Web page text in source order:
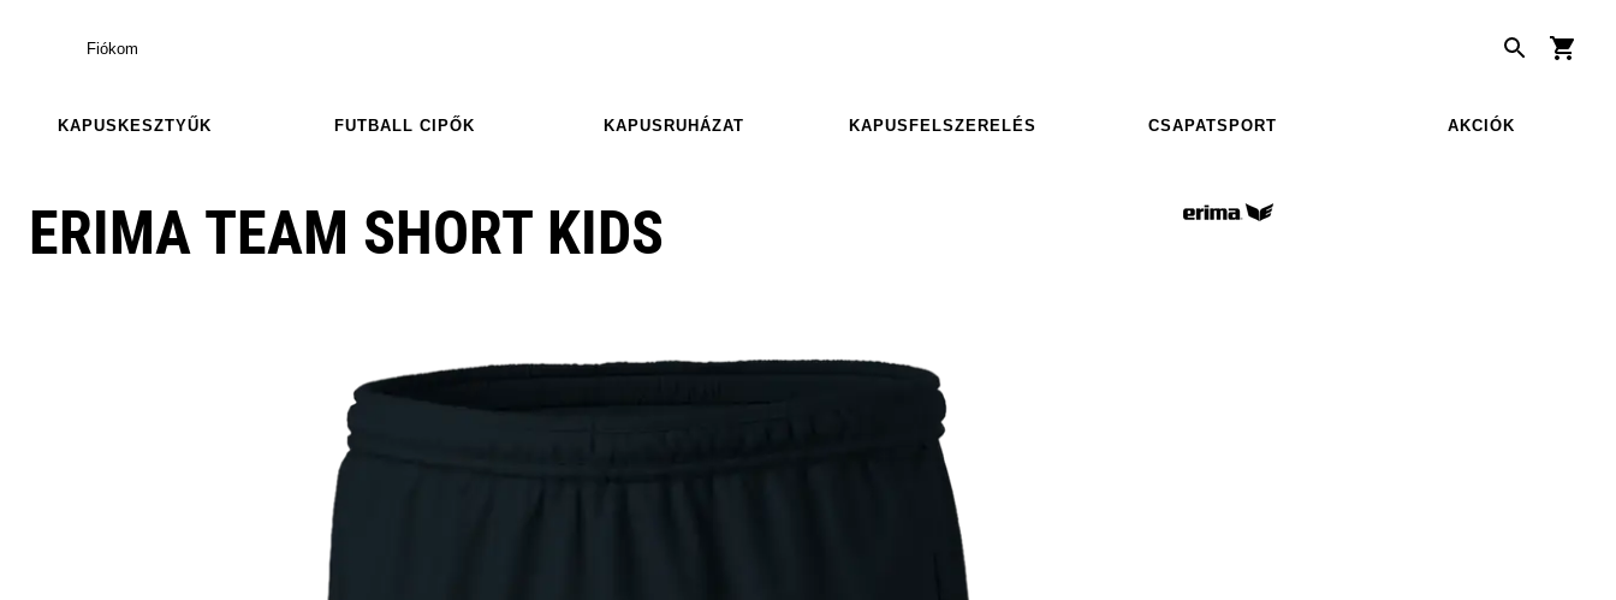
Fiókom
KAPUSKESZTYŰK FUTBALL CIPŐK KAPUSRUHÁZAT KAPUSFELSZERELÉS CSAPATSPORT AKCIÓK
ERIMA TEAM SHORT KIDS